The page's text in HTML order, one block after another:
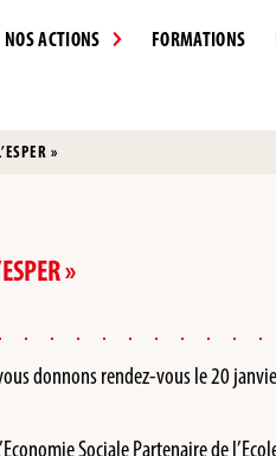
NOS ACTIONS FORMATIONS
»
»
donnons rendez-vous le 20
Sociale Partenaire de